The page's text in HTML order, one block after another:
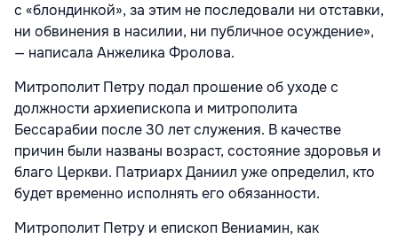
с «блондинкой», за этим не последовали ни отставки,
ни обвинения в насилии, ни публичное осуждение»,
— написала Анжелика Фролова.
Митрополит Петру подал прошение об уходе с
должности архиепископа и митрополита
Бессарабии после 30 лет служения. В качестве
причин были названы возраст, состояние здоровья и
благо Церкви. Патриарх Даниил уже определил, кто
будет временно исполнять его обязанности.
Митрополит Петру и епископ Вениамин, как